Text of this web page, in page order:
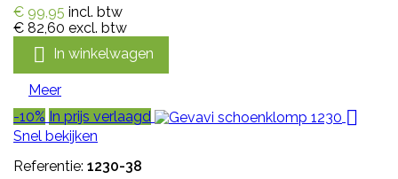
€ 99,95 incl. btw
€ 82,60 excl. btw
 In winkelwagen
Meer
-10% In prijs verlaagd 
Snel bekijken
Referentie: 1230-38